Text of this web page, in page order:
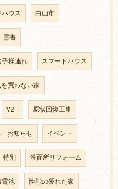
ハウス 白山市
雪害
子様連れ スマートハウス
を買わない家
V2H 原状回復工事
お知らせ イベント
特別 洗面所リフォーム
電池 性能の優れた家